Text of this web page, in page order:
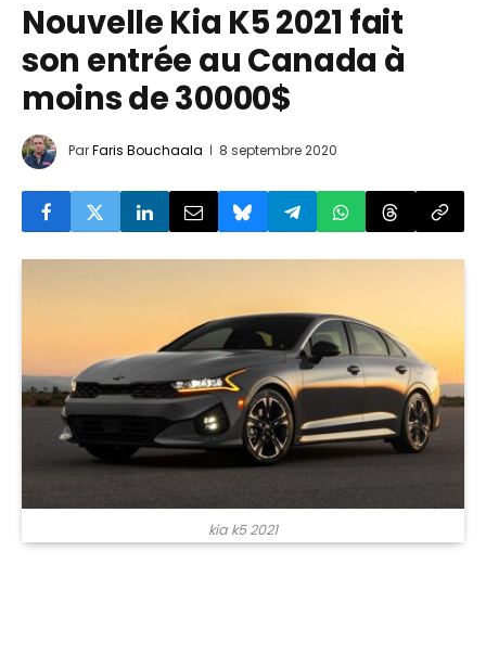
Nouvelle Kia K5 2021 fait
son entrée au Canada à
moins de 30000$
ParFaris Bouchaala 8 septembre 2020
kia k5 2021